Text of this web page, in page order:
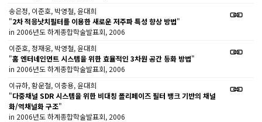
송은정, 이준호, 박영철, 윤대희
"2차 적응낫치필터를 이용한 새로운 저주파 특성 향상 방법"
in 2006년도 하계종합학술발표회, 2006
이준호, 정재웅, 박영철, 윤대희
"홈 엔터네인먼트 시스템을 위한 효율적인 3차원 공간 등화 방법"
in 2006년도 하계종합학술발표회, 2006
이규하, 황운철, 이충용, 윤대희
"다중채널 SDR 시스템을 위한 비대칭 폴리페이즈 필터 뱅크 기반의 채널
화/역채널화 구조"
in 2006년도 하계종합학술발표회, 2006